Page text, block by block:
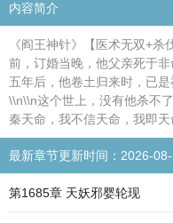
内容简介
《阎王神针》【医术无双+
前，订婚当晚，他父亲死于
五年后，他卷土归来时，已
\\n\\n这个世上，没有他杀不
秦天命，我不信天命，我即天
最新章节更新时间：2026-
第1685章 天妖邪婴轮现